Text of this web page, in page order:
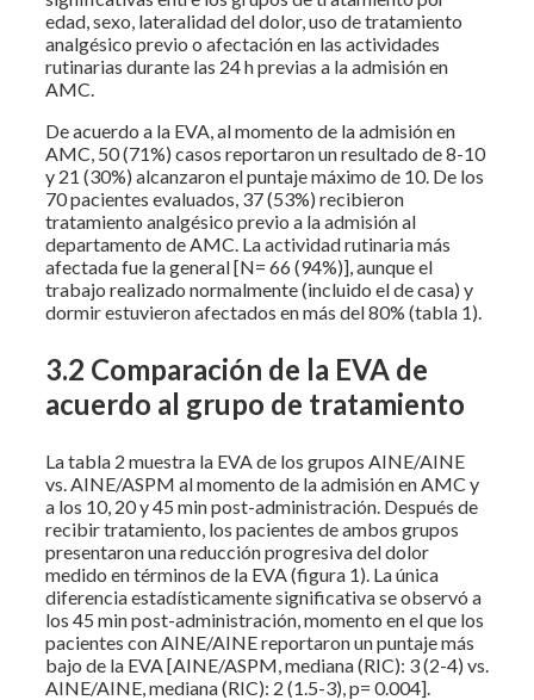
edad, sexo, lateralidad del dolor, uso de tratamiento
analgésico previo o afectación en las actividades
rutinarias durante las 24 h previas a la admisión en
AMC.
De acuerdo a la EVA, al momento de la admisión en
AMC, 50 (71%) casos reportaron un resultado de 8-10
y 21 (30%) alcanzaron el puntaje máximo de 10. De los
70 pacientes evaluados, 37 (53%) recibieron
tratamiento analgésico previo a la admisión al
departamento de AMC. La actividad rutinaria más
afectada fue la general [N= 66 (94%)], aunque el
trabajo realizado normalmente (incluido el de casa) y
dormir estuvieron afectados en más del 80% (tabla 1).
3.2 Comparación de la EVA de
acuerdo al grupo de tratamiento
La tabla 2 muestra la EVA de los grupos AINE/AINE
vs. AINE/ASPM al momento de la admisión en AMC y
a los 10, 20 y 45 min post-administración. Después de
recibir tratamiento, los pacientes de ambos grupos
presentaron una reducción progresiva del dolor
medido en términos de la EVA (figura 1). La única
diferencia estadísticamente significativa se observó a
los 45 min post-administración, momento en el que los
pacientes con AINE/AINE reportaron un puntaje más
bajo de la EVA [AINE/ASPM, mediana (RIC): 3 (2-4) vs.
AINE/AINE, mediana (RIC): 2 (1.5-3), p= 0.004].